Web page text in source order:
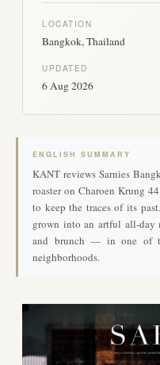
LOCATION
Bangkok, Thailand
UPDATED
6 Aug 2026
ENGLISH SUMMARY
KANT reviews Sarnies
roaster on Charoen Krung
to keep the traces of its
grown into an artful all-day
and brunch — in one of
neighborhoods.